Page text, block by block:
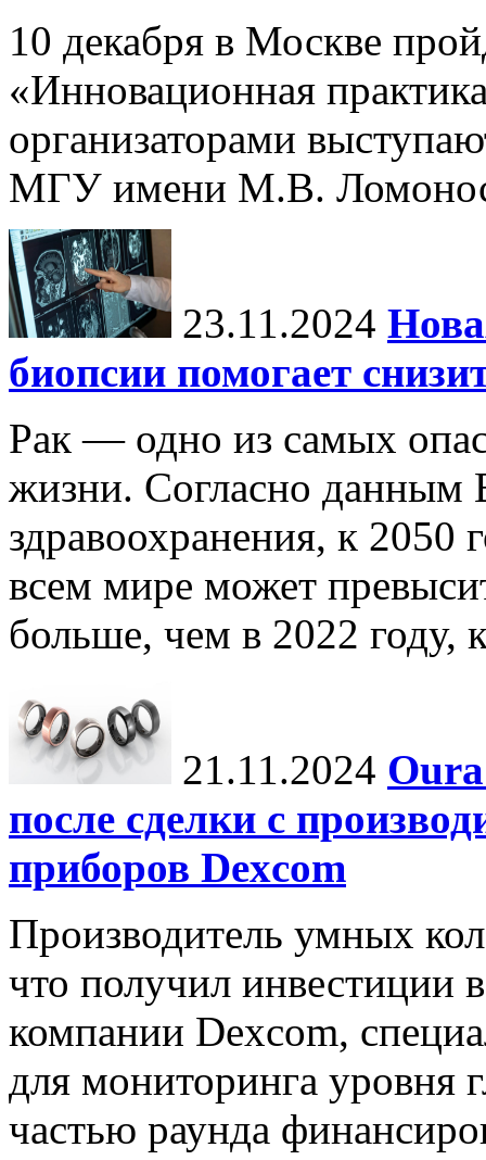
10 декабря в Москве
«Инновационная
организаторами
МГУ имени М.В.
23.11.2024
биопсии помогает
Рак — одно из самых
жизни. Согласно данным
здравоохранения, к 2050
всем мире может
больше, чем в 2022 году,
21.11.2024
после сделки с
приборов Dexcom
Производитель умных
что получил инвестиции
компании Dexcom,
для мониторинга уровня
частью раунда